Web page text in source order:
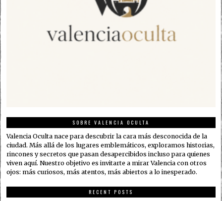
SOBRE VALENCIA OCULTA
Valencia Oculta nace para descubrir la cara más desconocida de la
ciudad. Más allá de los lugares emblemáticos, exploramos historias,
rincones y secretos que pasan desapercibidos incluso para quienes
viven aquí. Nuestro objetivo es invitarte a mirar Valencia con otros
ojos: más curiosos, más atentos, más abiertos a lo inesperado.
RECENT POSTS